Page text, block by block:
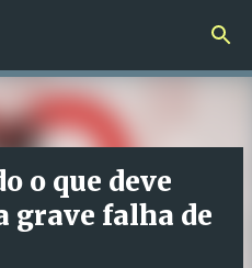
principal
o que deve
grave falha de